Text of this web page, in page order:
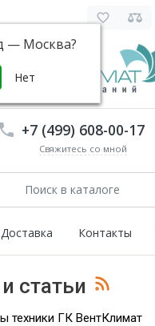
— Москва?
+7 (499) 608-00-17
Свяжитесь со мной
Доставка Контакты
статьи
техники ГК ВентКлимат